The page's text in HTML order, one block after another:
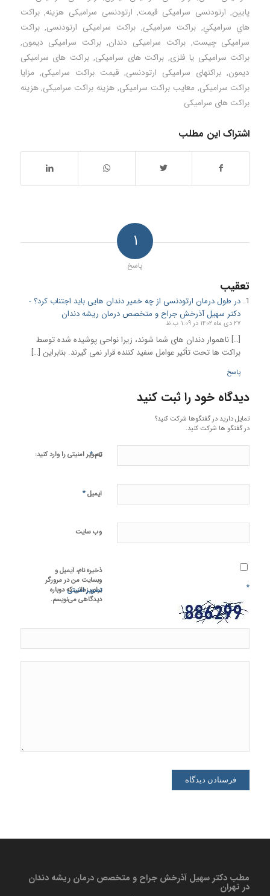
پایین, ارتودنسی سرامیکی قیمت, ارتودنسی سرامیکی هزینه,براكت
هاي سراميكي,براکت سرامیکی, براکت سرامیکی ارتودنسی,براکت
سرامیکی چیست,براکت سرامیکی دندان, براکت سرامیکی دیمون,
براکت سرامیکی یا فلزی, براکت های سرامیکی, براکت های سرامیکی
دیمون, براکتهای سرامیکی ارتودنسی,قیمت براکت سرامیکی, مزایا
براکت سرامیکی, معایب براکت سرامیکی, هزینه براکت سرامیکی,هزینه
براکت های سرامیکی
اشتراک این مطلب
۱
پاسخ
تعقیب
در طول درمان ارتودنسی از چه خمیر دندان هایی باید اجتناب کرد؟ -
دكتر سهیل آذرخش جراح و متخصص درمان ریشه دندان
۲۷ دی ماه ۱۴۰۲ در ۱:۰۹ ب.ظ
[…] ناهموار دندان های شما شوند، زیرا نواحی پوشیده شده توسط
براکت ها تحت تأثیر عوامل سفید کننده قرار نمی گیرند. بنابراین […]
پاسخ
دیدگاه خود را ثبت کنید
تمایل دارید در گفتگوها شرکت کنید؟
در گفتگو ها شرکت کنید.
نام*
ایمیل*
وب‌ سایت
ذخیره نام، ایمیل و
وبسایت من در مرورگر
برای زمانی که دوباره
دیدگاهی می‌نویسم.
تصویر امنیتی *
تصویر امنیتی را وارد کنید:
مطب دكتر سهیل آذرخش جراح و متخصص درمان ریشه دندان
در تهران